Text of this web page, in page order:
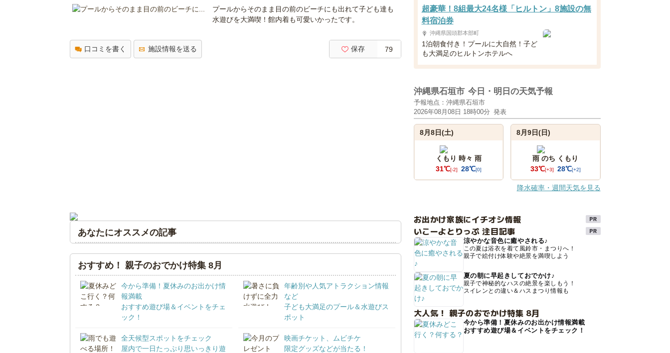
プールからそのまま目の前のビーチにも出れて子ども達も
水遊びを大満喫！館内着も可愛いかったです。
口コミを書く 施設情報を送る 保存 79
あなたにオススメの記事
おすすめ！ 親子のおでかけ特集 8月
今から準備！夏休みのお出かけ情
報満載
おすすめ遊び場＆イベントをチェ
ック！
年齢別や人気アトラクション情報
など
子ども大満足のプール＆水遊びス
ポット
全天候型スポットをチェック
屋内で一日たっぷり思いっきり遊
映画チケット、ムビチケ
限定グッズなどが当たる！
超豪華！8組最大24名様「ヒルトン」8施設の無
料宿泊券
沖縄県国頭郡本部町
1泊朝食付き！プールに大自然！子ど
も大満足のヒルトンホテルへ
沖縄県石垣市 今日・明日の天気予報
予報地点：沖縄県石垣市
2026年08月08日 18時00分 発表
8月8日(土)
くもり 時々 雨
31℃[-2] 28℃[0]
8月9日(日)
雨 のち くもり
33℃[+3] 28℃[+2]
降水確率・週間天気を見る
お出かけ家族にイチオシ情報
いこーよとりっぷ 注目記事
涼やかな音色に癒やされる♪
この夏は浴衣を着て風鈴市・まつりへ！
親子で絵付け体験や絶景を満喫しよう
夏の朝に早起きしておでかけ♪
親子で神秘的なハスの絶景を楽しもう！
スイレンとの違い＆ハスまつり情報も
大人気！ 親子のおでかけ特集 8月
今から準備！夏休みのお出かけ情報満載
おすすめ遊び場＆イベントをチェック！